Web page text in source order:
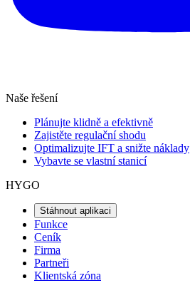
Naše řešení
Plánujte klidně a efektivně
Zajistěte regulační shodu
Optimalizujte IFT a snižte náklady
Vybavte se vlastní stanicí
HYGO
Stáhnout aplikaci
Funkce
Ceník
Firma
Partneři
Klientská zóna